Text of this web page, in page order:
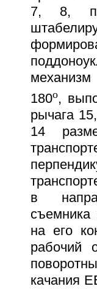
7, 8,
механизм
180o,
рычага
14
в
на его
рабочий
качания